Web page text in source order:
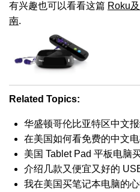
有兴趣也可以看看这篇 Roku
南.
Related Topics:
华盛顿哥伦比亚特区中文
在美国如何看免费的中文
美国 Tablet Pad 平板电脑
介绍几款又便宜又好的
我在美国买笔记本电脑的